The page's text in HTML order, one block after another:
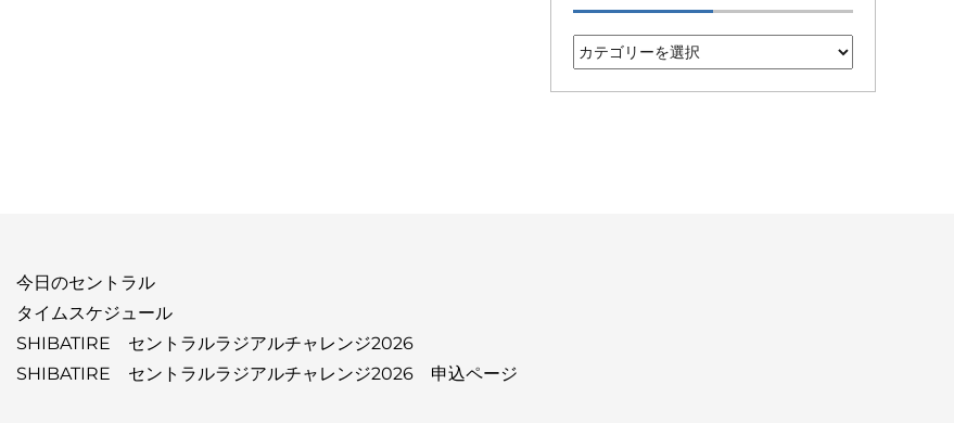
カ
テ
今日のセントラル
タイムスケジュール
SHIBATIRE セントラルラジアルチャレンジ2026
SHIBATIRE セントラルラジアルチャレンジ2026 申込ページ